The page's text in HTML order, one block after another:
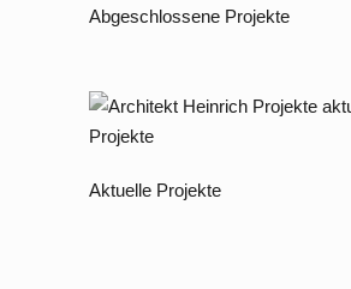
Abgeschlossene Projekte
Aktuelle Projekte